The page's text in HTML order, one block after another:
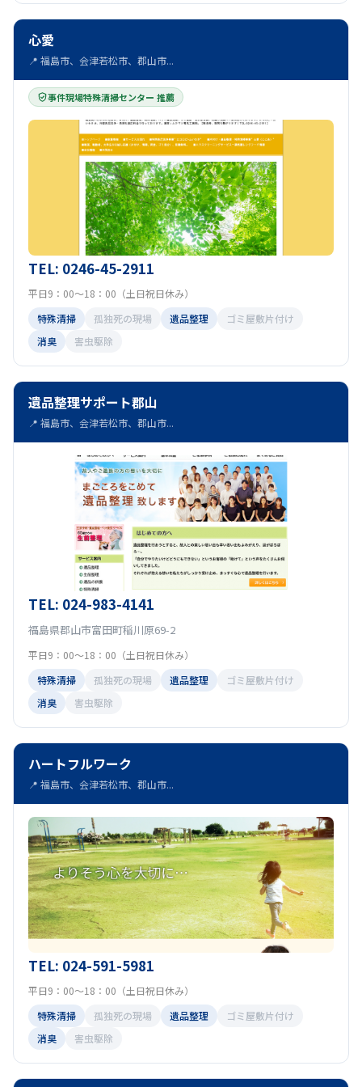
心愛
📍 福島市、会津若松市、郡山市...
事件現場特殊清掃センター 推薦
TEL: 0246-45-2911
平日9：00～18：00（土日祝日休み）
特殊清掃
孤独死の現場 遺品整理
ゴミ屋敷片付け
消臭
害虫駆除
遺品整理サポート郡山
📍 福島市、会津若松市、郡山市...
TEL: 024-983-4141
福島県郡山市富田町稲川原69-2
平日9：00～18：00（土日祝日休み）
特殊清掃
孤独死の現場 遺品整理
ゴミ屋敷片付け
消臭
害虫駆除
ハートフルワーク
📍 福島市、会津若松市、郡山市...
TEL: 024-591-5981
平日9：00～18：00（土日祝日休み）
特殊清掃
孤独死の現場 遺品整理
ゴミ屋敷片付け
消臭
害虫駆除